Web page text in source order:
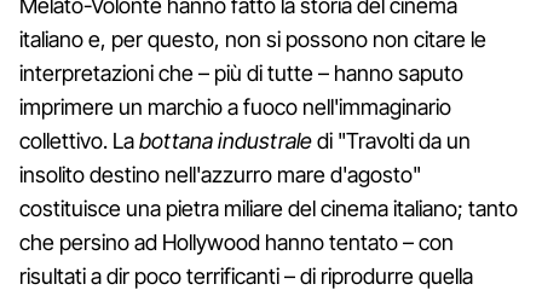
Melato-Volonté hanno fatto la storia del cinema
italiano e, per questo, non si possono non citare le
interpretazioni che – più di tutte – hanno saputo
imprimere un marchio a fuoco nell'immaginario
collettivo. Labottana industraledi "Travolti da un
insolito destino nell'azzurro mare d'agosto"
costituisce una pietra miliare del cinema italiano; tanto
che persino ad Hollywood hanno tentato – con
risultati a dir poco terrificanti – di riprodurre quella